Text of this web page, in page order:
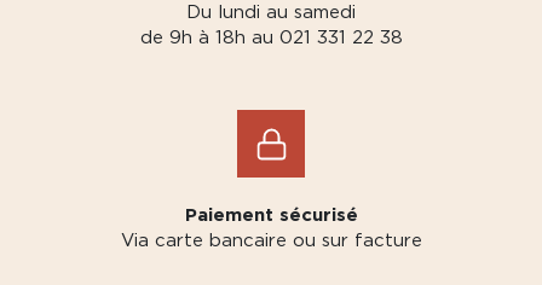
Du lundi au samedi
de 9h à 18h au 021 331 22 38
Paiement sécurisé
Via carte bancaire ou sur facture